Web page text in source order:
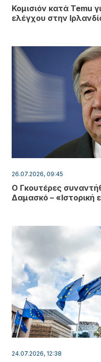
Κομισιόν κατά Temu
ελέγχου στην
26.07.2026, 09:45
Ο Γκουτέρες
Δαμασκό – «Ιστορική
24.07.2026, 12:38